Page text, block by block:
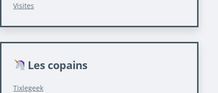
Visites
Les copains
Tixlegeek